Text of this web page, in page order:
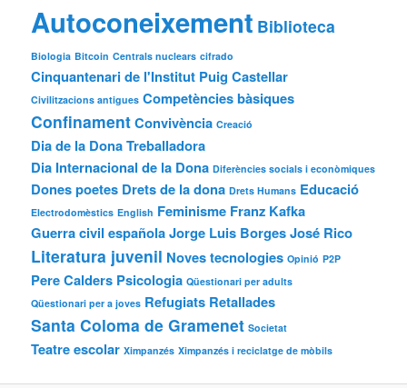
Autoconeixement Biblioteca
Biologia Bitcoin Centrals nuclears cifrado
Cinquantenari de l'Institut Puig Castellar
Civilitzacions antigues Competències bàsiques
ConfinamentConvivència Creació
Dia de la Dona Treballadora
Dia Internacional de la Dona Diferències socials i econòmiques
Dones poetes Drets de la dona Drets Humans Educació
Electrodomèstics English Feminisme Franz Kafka
Guerra civil españolaJorge Luis BorgesJosé Rico
Literatura juvenil Noves tecnologies Opinió P2P
Pere Calders Psicologia Qüestionari per adults
Qüestionari per a joves Refugiats Retallades
Santa Coloma de Gramenet Societat
Teatre escolar Ximpanzés Ximpanzés i reciclatge de mòbils